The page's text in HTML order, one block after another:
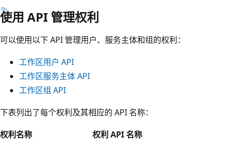
使用 API 管理权利
可以使用以下 API 管理用户、服务主体和组的权利：
工作区用户 API
工作区服务主体 API
工作区组 API
下表列出了每个权利及其相应的 API 名称：
权利名称
权利 API 名称